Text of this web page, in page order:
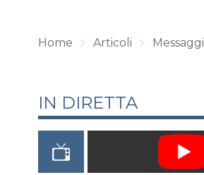
Home Articoli Messaggi
IN DIRETTA